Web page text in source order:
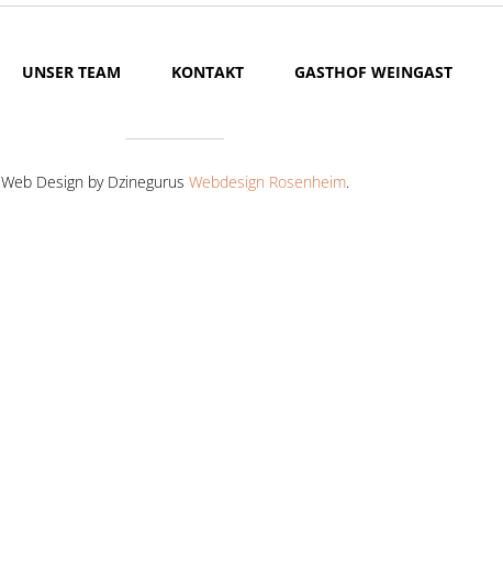
UNSER TEAM KONTAKT GASTHOF WEINGAST
Web Design by Dzinegurus Webdesign Rosenheim.